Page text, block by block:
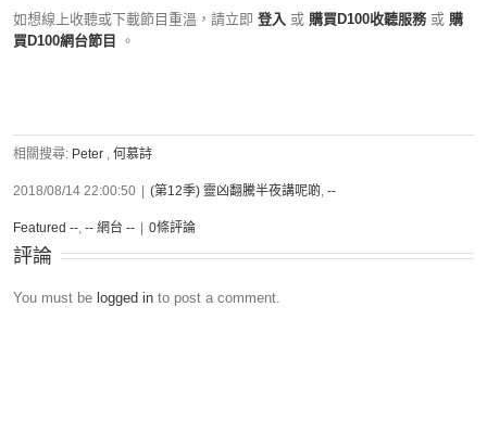
如想線上收聽或下載節目重溫，請立即 登入 或 購買D100收聽服務 或 購
買D100網台節目
。
相關搜尋: Peter , 何慕詩
2018/08/14 22:00:50 (第12季) 靈凶翻騰半夜講呢啲, --
Featured --, -- 網台 -- 0條評論
評論
You must be logged in to post a comment.